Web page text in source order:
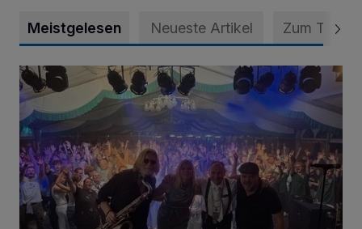
Meistgelesen Neueste Artikel Zum Thema
Viele Bilder: Toller Auftakt des Unterbacher